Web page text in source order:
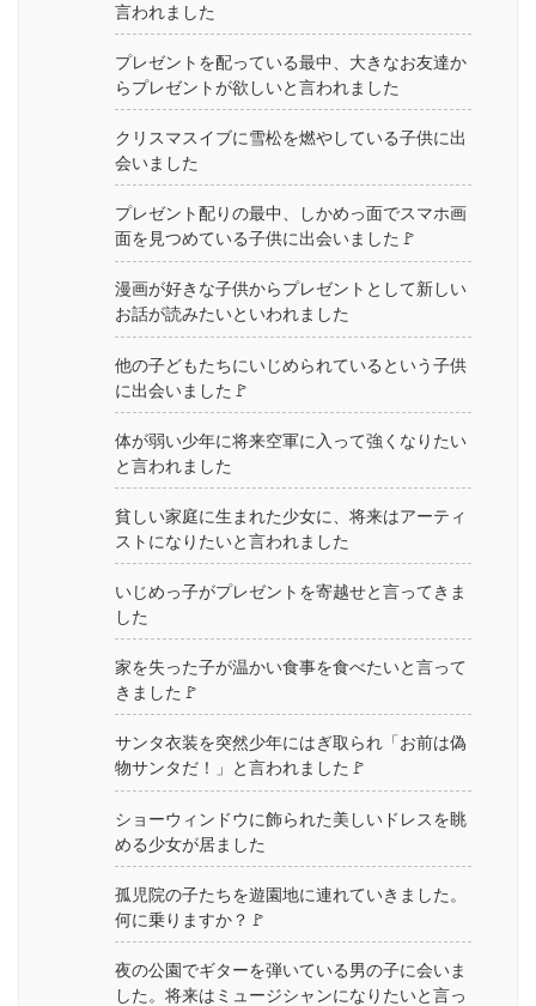
言われました
プレゼントを配っている最中、大きなお友達か
らプレゼントが欲しいと言われました
クリスマスイブに雪松を燃やしている子供に出
会いました
プレゼント配りの最中、しかめっ面でスマホ画
面を見つめている子供に出会いました🚩
漫画が好きな子供からプレゼントとして新しい
お話が読みたいといわれました
他の子どもたちにいじめられているという子供
に出会いました🚩
体が弱い少年に将来空軍に入って強くなりたい
と言われました
貧しい家庭に生まれた少女に、将来はアーティ
ストになりたいと言われました
いじめっ子がプレゼントを寄越せと言ってきま
した
家を失った子が温かい食事を食べたいと言って
きました🚩
サンタ衣装を突然少年にはぎ取られ「お前は偽
物サンタだ！」と言われました🚩
ショーウィンドウに飾られた美しいドレスを眺
める少女が居ました
孤児院の子たちを遊園地に連れていきました。
何に乗りますか？🚩
夜の公園でギターを弾いている男の子に会いま
した。将来はミュージシャンになりたいと言っ